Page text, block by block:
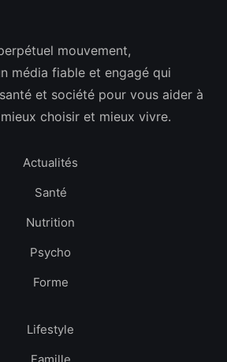
mouvement,
média fiable et engagé qui
et société pour vous aider à
choisir et mieux vivre.
Actualités
Santé
Nutrition
Psycho
Forme
Lifestyle